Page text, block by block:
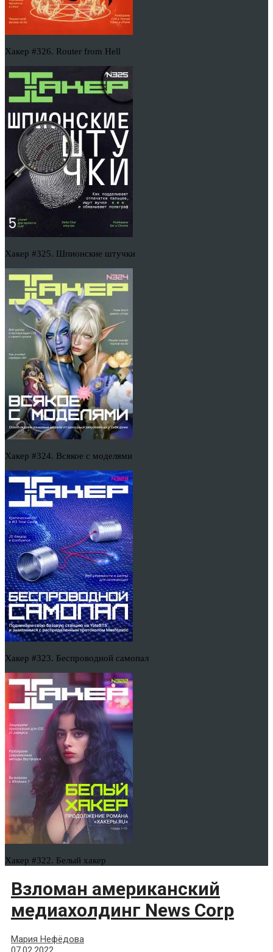
Хакер #326. Router from Hell
Хакер #325. Шпионские штучки
Хакер #324. Всякое с моделями
Хакер #323. Беспроводной самопал
Хакер #322. Белый хакер
Взломан американский
медиахолдинг News Corp
Мария Нефёдова